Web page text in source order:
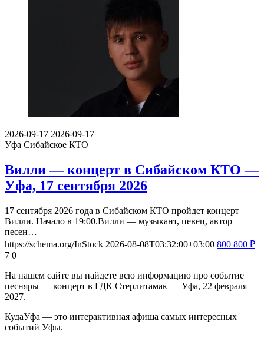
2026-09-17 2026-09-17
Уфа Сибайское КТО
Вилли — концерт в Сибайском КТО —
Уфа, 17 сентября 2026
17 сентября 2026 года в Сибайском КТО пройдет концерт
Вилли. Начало в 19:00.Вилли — музыкант, певец, автор
песен…
https://schema.org/InStock 2026-08-08T03:32:00+03:00 800 800 ₽
7 0
На нашем сайте вы найдете всю информацию про событие
песняры — концерт в ГДК Стерлитамак — Уфа, 22 февраля
2027.
КудаУфа — это интерактивная афиша самых интересных
событий Уфы.